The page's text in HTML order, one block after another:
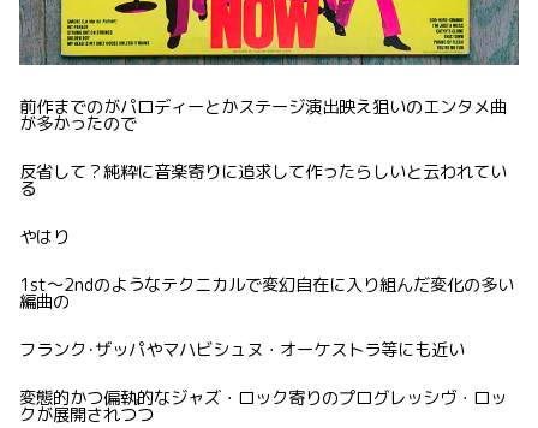
前作までのがパロディーとかステージ演出映え狙いのエンタメ曲
が多かったので
反省して？純粋に音楽寄りに追求して作ったらしいと云われてい
る
やはり
1st〜2ndのようなテクニカルで変幻自在に入り組んだ変化の多い
編曲の
フランク･ザッパやマハビシュヌ・オーケストラ等にも近い
変態的かつ偏執的なジャズ・ロック寄りのプログレッシヴ・ロッ
クが展開されつつ